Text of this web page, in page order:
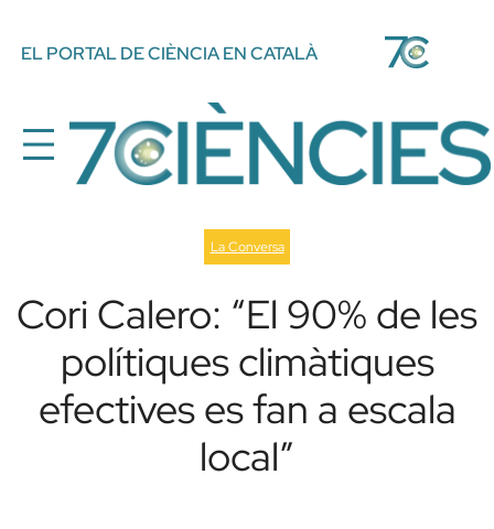
EL PORTAL DE CIÈNCIA EN CATALÀ
La Conversa
Cori Calero: “El 90% de les
polítiques climàtiques
efectives es fan a escala
local”